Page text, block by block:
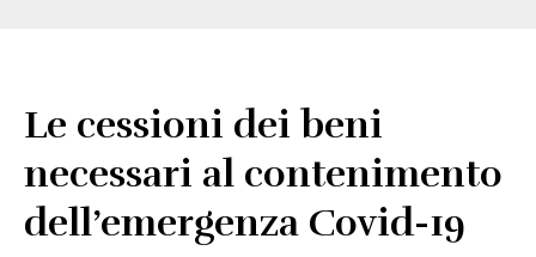
Adempimenti Dichiarativi e Fiscali
Contrattualistica Varia
Consulenza Societaria
Corsi FAD
Video/Tv
Le cessioni dei beni
necessari al contenimento
dell’emergenza Covid-19